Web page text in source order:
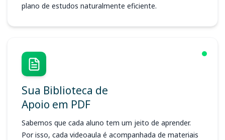
plano de estudos naturalmente eficiente.
Sua Biblioteca de
Apoio em PDF
Sabemos que cada aluno tem um jeito de aprender.
Por isso, cada videoaula é acompanhada de materiais